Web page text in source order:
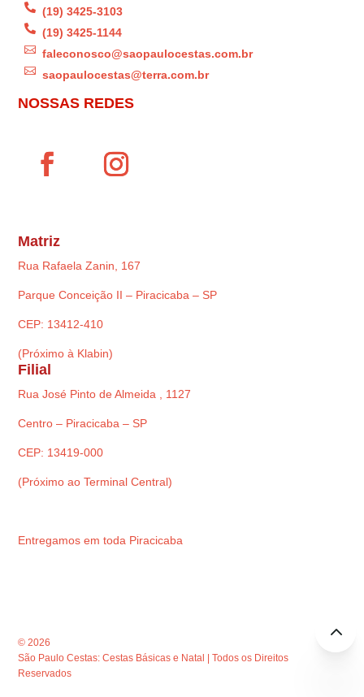
 (19) 3425-3103
 (19) 3425-1144
 faleconosco@saopaulocestas.com.br
 saopaulocestas@terra.com.br
NOSSAS REDES
Matriz
Rua Rafaela Zanin, 167
Parque Conceição II – Piracicaba – SP
CEP: 13412-410
(Próximo à Klabin)
Filial
Rua José Pinto de Almeida , 1127
Centro – Piracicaba – SP
CEP: 13419-000
(Próximo ao Terminal Central)
Entregamos em toda Piracicaba
© 2026
São Paulo Cestas: Cestas Básicas e Natal | Todos os Direitos
Reservados